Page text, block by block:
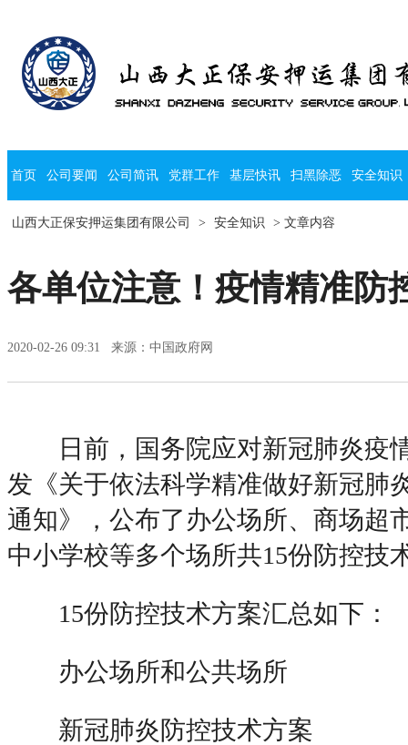
首页 公司要闻 公司简讯 党群工作 基层快讯 扫黑除恶 安全知识
山西大正保安押运集团有限公司 > 安全知识 > 文章内容
各单位注意！疫情精准防
2020-02-26 09:31 来源：中国政府网
日前，国务院应对新冠肺炎疫
发《关于依法科学精准做好新冠肺
通知》，公布了办公场所、商场超
中小学校等多个场所共15份防控技
15份防控技术方案汇总如下：
办公场所和公共场所
新冠肺炎防控技术方案